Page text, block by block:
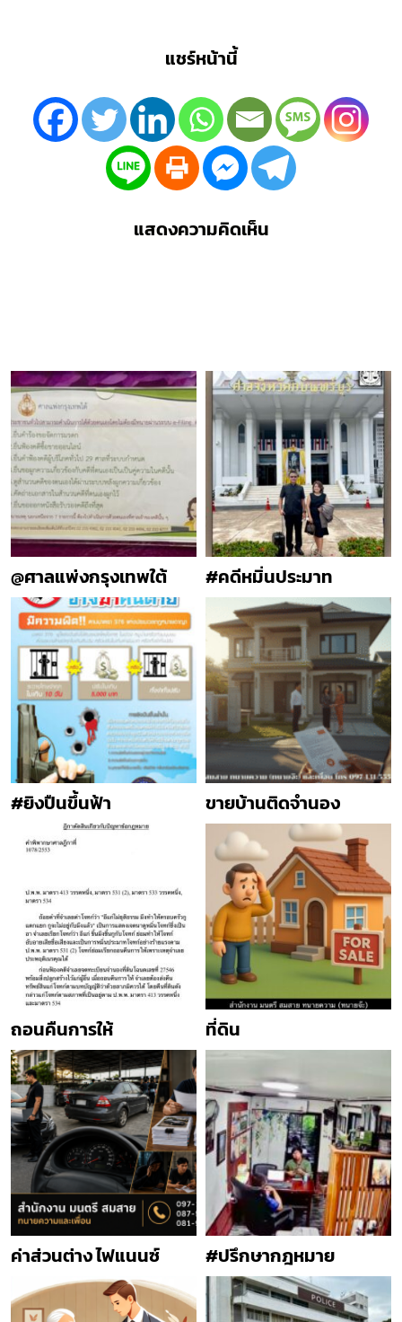
แชร์หน้านี้
แสดงความคิดเห็น
@ศาลแพ่งกรุงเทพใต้ #คดีหมิ่นประมาท
#ยิงปืนขึ้นฟ้า ขายบ้านติดจำนอง
ถอนคืนการให้ ที่ดิน
ค่าส่วนต่าง ไฟแนนซ์ #ปรึกษากฎหมาย